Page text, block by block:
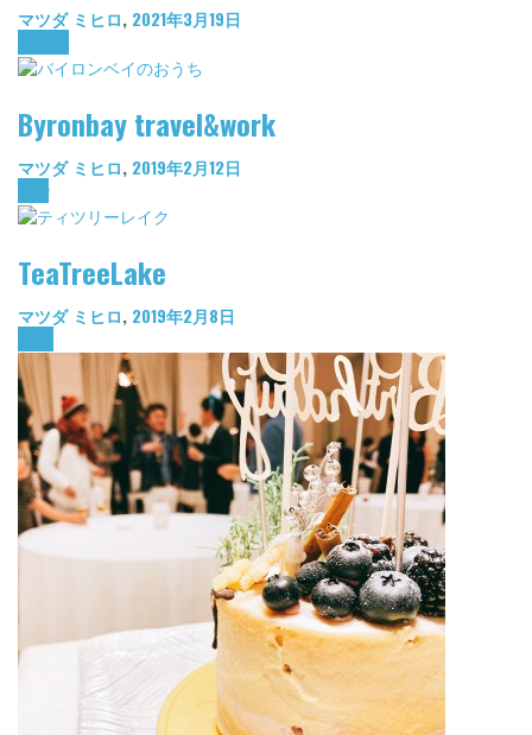
マツダ ミヒロ, 2021年3月19日
Byronbay travel&work
マツダ ミヒロ, 2019年2月12日
TeaTreeLake
マツダ ミヒロ, 2019年2月8日